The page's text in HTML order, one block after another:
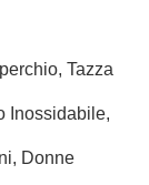
Tazza
Inossidabile,
Donne